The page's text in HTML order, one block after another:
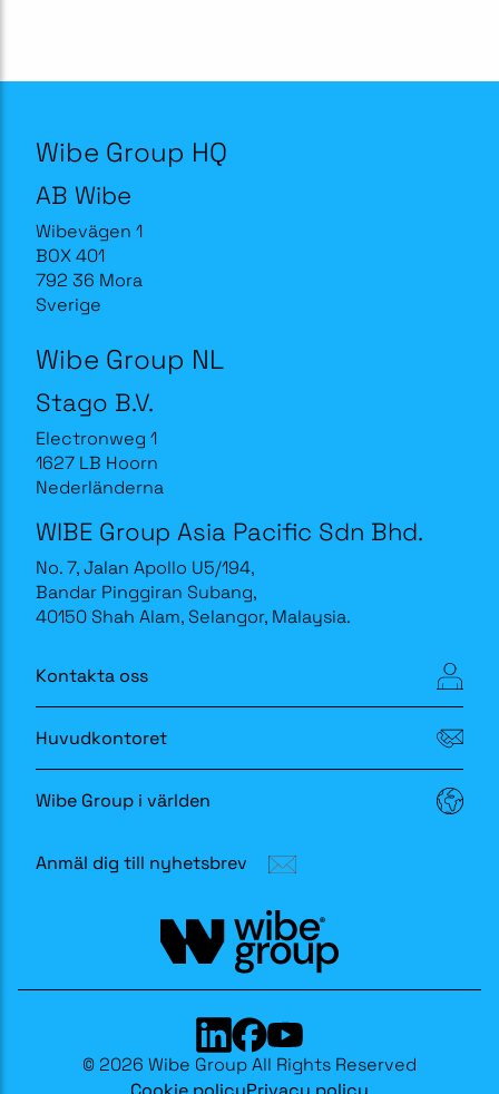
Wibe Group HQ
AB Wibe
Wibevägen 1
BOX 401
792 36 Mora
Sverige
Wibe Group NL
Stago B.V.
Electronweg 1
1627 LB Hoorn
Nederländerna
WIBE Group Asia Pacific Sdn Bhd.
No. 7, Jalan Apollo U5/194,
Bandar Pinggiran Subang,
40150 Shah Alam, Selangor, Malaysia.
Kontakta oss
Huvudkontoret
Wibe Group i världen
Anmäl dig till nyhetsbrev
© 2026 Wibe Group All Rights Reserved